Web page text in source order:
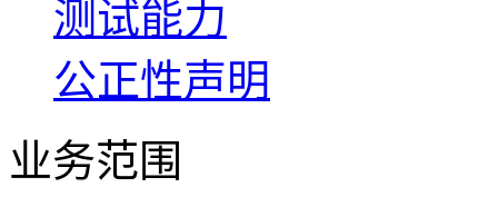
测试能力
公正性声明
业务范围